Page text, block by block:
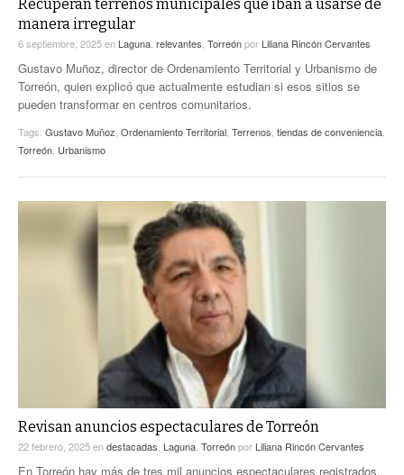
Recuperan terrenos municipales que iban a usarse de
manera irregular
6 septiembre, 2025en Laguna relevantes Torreónpor Liliana Rincón Cervantes
Gustavo Muñoz, director de Ordenamiento Territorial y Urbanismo de
Torreón, quien explicó que actualmente estudian si esos sitios se
pueden transformar en centros comunitarios.
Tags: Gustavo Muñoz Ordenamiento Territorial Terrenos tiendas de conveniencia
Torreón Urbanismo
Revisan anuncios espectaculares de Torreón
22 febrero, 2025endestacadas, Laguna, Torreónpor Liliana Rincón Cervantes
En Torreón hay más de tres mil anuncios espectaculares registrados,